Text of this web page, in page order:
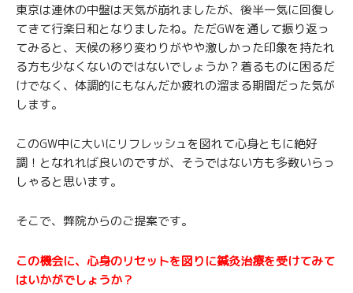
東京は連休の中盤は天気が崩れましたが、後半一気に回復し
てきて行楽日和となりましたね。ただGWを通して振り返っ
てみると、天候の移り変わりがやや激しかった印象を持たれ
る方も少なくないのではないでしょうか？着るものに困るだ
けでなく、体調的にもなんだか疲れの溜まる期間だった気が
します。
このGW中に大いにリフレッシュを図れて心身ともに絶好
調！となれれば良いのですが、そうではない方も多数いらっ
しゃると思います。
そこで、弊院からのご提案です。
この機会に、心身のリセットを図りに鍼灸治療を受けてみて
はいかがでしょうか？